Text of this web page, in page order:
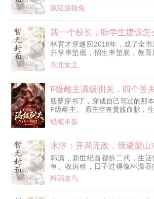
舍内衣为何频频失窃，老尼姑的
人所为，数百只小母狗意外怀孕
到了晚上，他又要接受一些地府
比如帮董卓问问貂蝉有没有真的
他真正死因之类的……当然了，过
费，所以陆凌还在地府里面开了
疯狂逆戟兔
我一个校长，听学生建议怎
林育才穿越回2018年，成了全市
升学率垫底，招生率垫底，教育
再招不到生，立刻关停！ 绝望
【神级听劝系统】，只要听取学
设下“校长信箱”，全校画风从此彻
剧：“校长，食堂猪食狗都不吃，
厨来！” 林育才：“安排！” 【叮
+百万餐饮基金！】
东北女主
F级雌主满级驯夫，四个兽
殷萝穿书了，穿成自己骂过的那
F级雌主。 原主空有贵族血脉，
F级，为了掩盖耻辱，她变本加
夫。 给狐族少主下药，扒光人鱼
男人们联手将她弄死，死无全尸
候，狐晏正被药性折磨，衣衫半
把推开他，泼了一盆冷水：“今
过。” 狐晏愣在原地， 被一个F级
蜡笔不新
水浒：开局无敌，我避梁山
韩潇，新世纪首都拆二代，生
鱼、收房租，日子过得像杯温
淡，刚刚好。 没想到出去打个猎
直接给他劈穿了。 穿到了北宋年
醉酒老鸟